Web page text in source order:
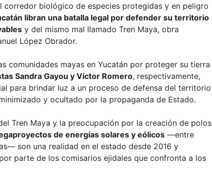
biológico de especies protegidas y en peligro
libran una batalla legal por defender su territorio
y del mismo mal llamado Tren Maya, obra
López Obrador.
comunidades mayas en Yucatán por proteger su tierra
Sandra Gayou y Víctor Romero, respectivamente,
para brindar luz a un proceso de defensa del territorio
y ocultado por la propaganda de Estado.
Tren Maya y la preocupación por la creación de polos
de energías solares y eólicos —entre
son una realidad en el estado desde 2016 y
parte de los comisarios ejidales que confronta a los